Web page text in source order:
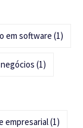
em software (1)
(1)
empresarial(1)